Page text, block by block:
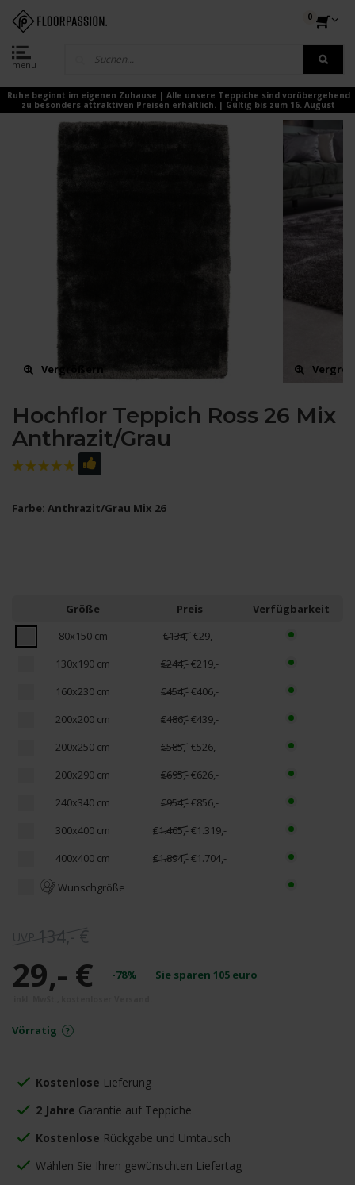
menu
0
Ruhe beginnt im eigenen Zuhause | Alle unsere Teppiche sind vorübergehend
zu besonders attraktiven Preisen erhältlich. | Gültig bis zum 16. August
Vergrößern
Hochflor Teppich Ross 26 Mix
Anthrazit/Grau
Farbe: Anthrazit/Grau Mix 26
Größe Preis
Verfügbarkeit
80x150 cm
€134,-€29,-
130x190 cm
€244,-€219,-
160x230 cm
€454,-€406,-
200x200 cm
€486,-€439,-
200x250 cm
€585,-€526,-
200x290 cm
€695,-€626,-
240x340 cm
€954,-€856,-
300x400 cm
€1.465,-€1.319,-
400x400 cm
€1.894,-€1.704,-
Wunschgröße
134,- €
29,- € -78% Sie sparen 105 euro
Vörratig
Kostenlose Lieferung
2 Jahre Garantie auf Teppiche
Kostenlose Rückgabe und Umtausch
Wählen Sie Ihren gewünschten Liefertag